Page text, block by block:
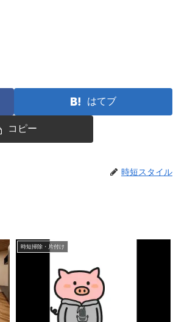
はてブ
コピー
時短スタイル
時短掃除・片付け